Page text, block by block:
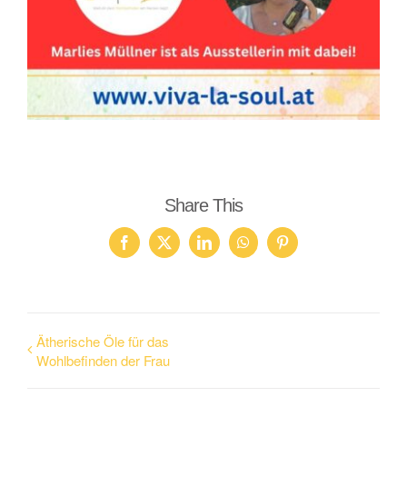
Share This
FacebookX LinkedInWhatsAppPinterest
Ätherische Öle für das
Wohlbefinden der Frau